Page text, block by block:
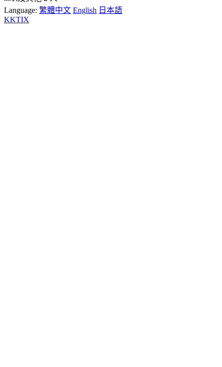
Language: 繁體中文 English 日本語
KKTIX